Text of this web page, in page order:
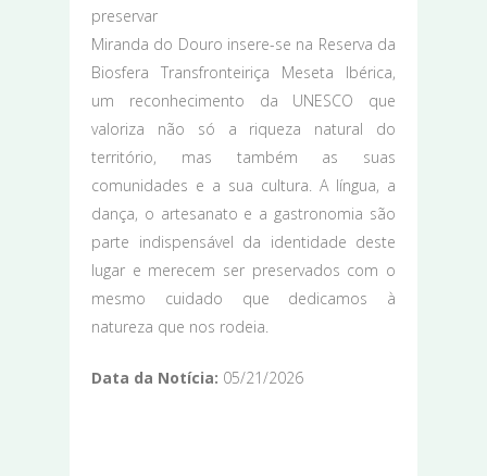
preservar
Miranda do Douro insere-se na Reserva da
Biosfera Transfronteiriça Meseta Ibérica,
um reconhecimento da UNESCO que
valoriza não só a riqueza natural do
território, mas também as suas
comunidades e a sua cultura. A língua, a
dança, o artesanato e a gastronomia são
parte indispensável da identidade deste
lugar e merecem ser preservados com o
mesmo cuidado que dedicamos à
natureza que nos rodeia.
Data da Notícia: 05/21/2026